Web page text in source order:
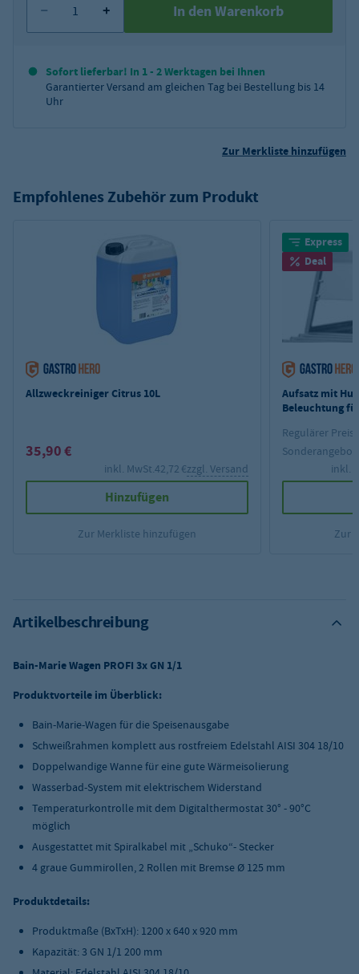
In den Warenkorb
Sofort lieferbar! In 1 - 2 Werktagen bei Ihnen
Garantierter Versand am gleichen Tag bei Bestellung bis 14
Uhr
Zur Merkliste hinzufügen
Empfohlenes Zubehör zum Produkt
Allzweckreiniger Citrus 10L
35,90 €
inkl. MwSt.42,72 €zzgl. Versand
Hinzufügen
Zur Merkliste hinzufügen
Express
Deal
Aufsatz mit
Beleuchtung
Regulärer Preis:
Sonderangebot:
inkl.
Zur
Artikelbeschreibung
Bain-Marie Wagen PROFI 3x GN 1/1
Produktvorteile im Überblick:
Bain-Marie-Wagen für die Speisenausgabe
Schweißrahmen komplett aus rostfreiem Edelstahl AISI 304 18/10
Doppelwandige Wanne für eine gute Wärmeisolierung
Wasserbad-System mit elektrischem Widerstand
Temperaturkontrolle mit dem Digitalthermostat 30° - 90°C
möglich
Ausgestattet mit Spiralkabel mit „Schuko“- Stecker
4 graue Gummirollen, 2 Rollen mit Bremse Ø 125 mm
Produktdetails:
Produktmaße (BxTxH): 1200 x 640 x 920 mm
Kapazität: 3 GN 1/1 200 mm